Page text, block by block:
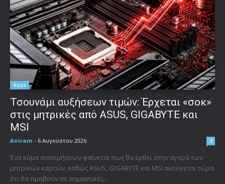
Asus
Τσουνάμι αυξήσεων τιμών: Έρχεται «σοκ»
στις μητρικές από ASUS, GIGABYTE και
MSI
Aniram - 6 Αυγούστου 2026 0
Ένα κύμα ανατιμήσεων φαίνεται πως θα έρθει στην αγορά των
μητρικών καρτών, καθώς ASUS, GIGABYTE και MSI ακούγεται τώρα
ότι θα προβούν σε σημαντικές...